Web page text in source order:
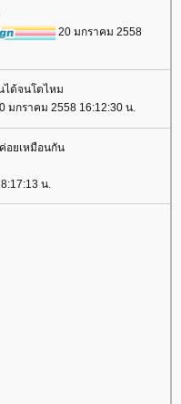
20 มกราคม 2558
ได้จนโตไหม
มกราคม 2558 16:12:30 น.
อยเหมือนกัน
น.